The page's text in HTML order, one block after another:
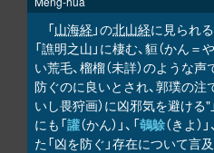
「山海経 」の北山経に見られ
「譙明之山」に棲む、貆（かん
い荒毛、榴榴（未詳）のような
防ぐのに良いとされ、郭璞の注
いし畏狩画）に凶邪気を避ける"
にも「讙（かん）」、「鵸鵌（きよ）」
た「凶を防ぐ」存在について言